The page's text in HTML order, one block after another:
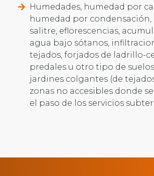
Humedades, humedad por
humedad por condensación,
salitre, eflorescencias,
agua bajo sótanos,
tejados, forjados de ladrillo-
predales u otro tipo de
jardines colgantes (de
zonas no accesibles donde
el paso de los servicios